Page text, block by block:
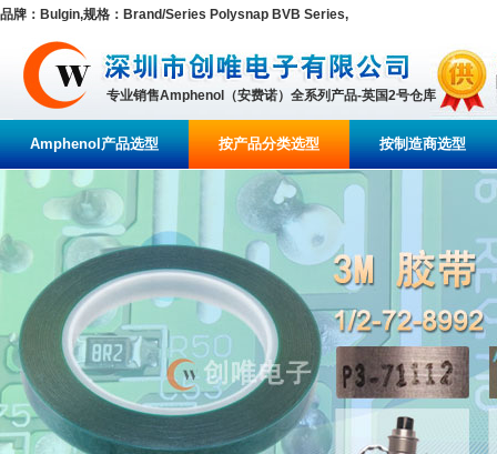
品牌：Bulgin,规格：Brand/Series Polysnap BVB Series,
专业销售Amphenol（安费诺）全系列产品-英国2号仓库
Amphenol产品选型 按产品分类选型 按制造商选型